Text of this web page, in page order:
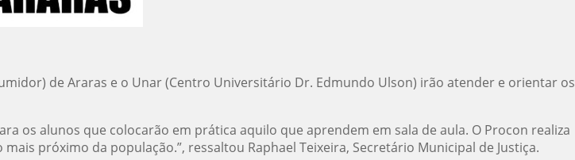
de Araras e o Unar (Centro Universitário Dr. Edmundo Ulson) irão atender e orientar os
os alunos que colocarão em prática aquilo que aprendem em sala de aula. O Procon realiza
próximo da população.”, ressaltou Raphael Teixeira, Secretário Municipal de Justiça.